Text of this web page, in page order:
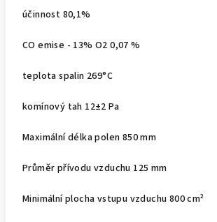
účinnost 80,1%
CO emise - 13% O2 0,07 %
teplota spalin 269°C
komínový tah 12±2 Pa
Maximální délka polen 850 mm
Průměr přívodu vzduchu 125 mm
Minimální plocha vstupu vzduchu 800 cm²